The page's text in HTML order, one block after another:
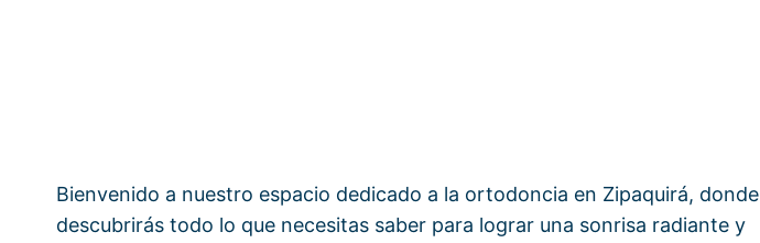
Bienvenido a nuestro espacio dedicado a la ortodoncia en Zipaquirá, donde
descubrirás todo lo que necesitas saber para lograr una sonrisa radiante y